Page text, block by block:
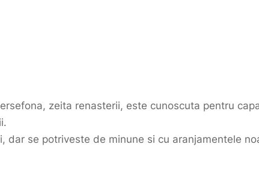
zeita renasterii, este cunoscuta pentru
se potriveste de minune si cu aranjamentele